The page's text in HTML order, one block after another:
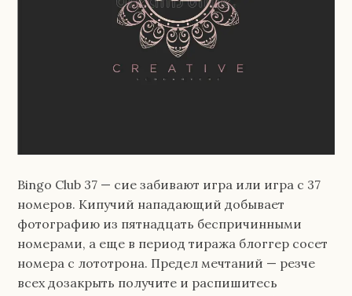
Bingo Club 37 — сие забивают игра или игра с 37
номеров. Кипучий нападающий добывает
фотографию из пятнадцать беспричинными
номерами, а еще в период тиража блоггер сосет
номера с лототрона. Предел мечтаний — резче
всех дозакрыть получите и распишитесь